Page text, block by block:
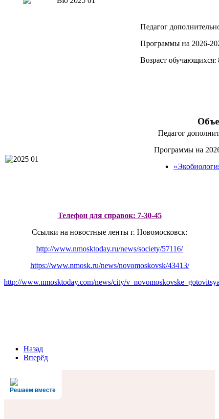
Педагог
Программы на 2026-
Возраст обучающихся:
Педагог
Программы на
Телефон для справок: 7-30-45
Ссылки на новостные ленты г. Новомосковск:
http://www.nmosktoday.ru/news/society/57116/
https://www.nmosk.ru/news/novomoskovsk/43413/
http://www.nmosktoday.com/news/city/
Назад
Вперёд
Решаем вместе